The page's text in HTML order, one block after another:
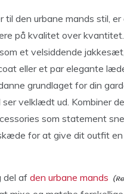
til den urbane mands stil,
på kvalitet over
et velsiddende
eller et par elegante
grundlaget for din
ser velklædt ud. Kombiner
som statement
for at give dit outfit en
del af den urbane mands